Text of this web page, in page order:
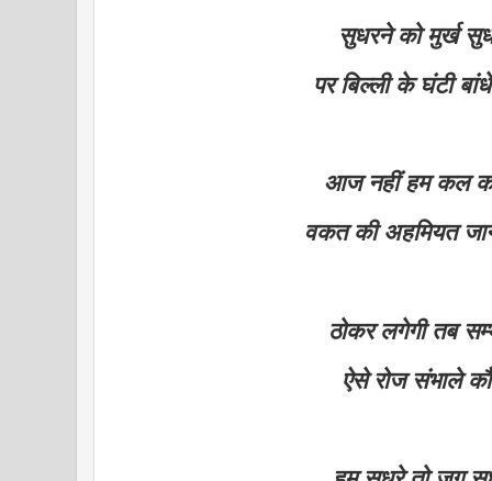
सुधरने को मुर्ख
पर बिल्ली के घंटी
आज नहीं हम कल
वकत की अहमियत
ठोकर लगेगी तब
ऐसे रोज संभाले